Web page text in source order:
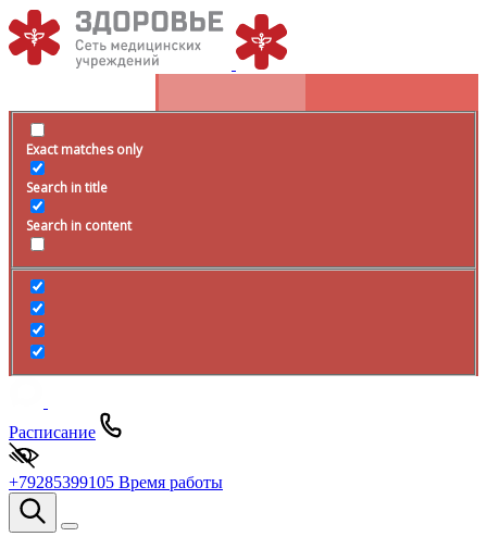
Exact matches only
Search in title
Search in content
Расписание
+79285399105 Время работы